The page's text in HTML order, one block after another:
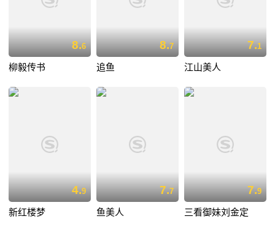
8.6
柳毅传书
8.7
追鱼
7.1
江山美人
4.9
新红楼梦
7.7
鱼美人
7.9
三看御妹刘金定